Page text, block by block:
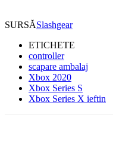
SURSĂSlashgear
ETICHETE
controller
scapare ambalaj
Xbox 2020
Xbox Series S
Xbox Series X ieftin